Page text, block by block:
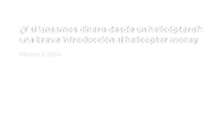
¿Y si lanzamos dinero desde un helicóptero?:
una breve introducción al helicopter money
febrero 3, 2024